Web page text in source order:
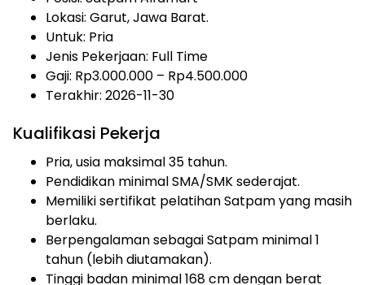
Lokasi: Garut, Jawa Barat.
Untuk: Pria
Jenis Pekerjaan: Full Time
Gaji: Rp3.000.000 – Rp4.500.000
Terakhir: 2026-11-30
Kualifikasi Pekerja
Pria, usia maksimal 35 tahun.
Pendidikan minimal SMA/SMK sederajat.
Memiliki sertifikat pelatihan Satpam yang masih
berlaku.
Berpengalaman sebagai Satpam minimal 1
tahun (lebih diutamakan).
Tinggi badan minimal 168 cm dengan berat